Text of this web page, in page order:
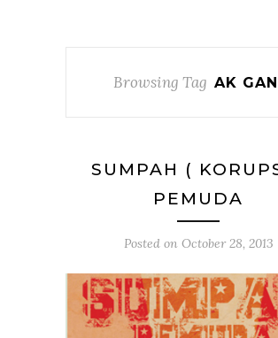
Browsing Tag AK
SUMPAH (
PEMUDA
Posted on October 28, 2013